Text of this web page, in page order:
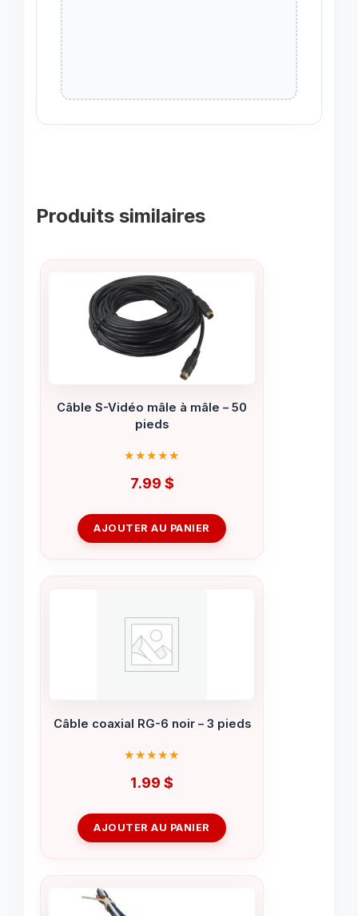
Produits similaires
Câble S-Vidéo mâle à mâle – 50
pieds
7.99 $
AJOUTER AU PANIER
Câble coaxial RG-6 noir – 3 pieds
1.99 $
AJOUTER AU PANIER